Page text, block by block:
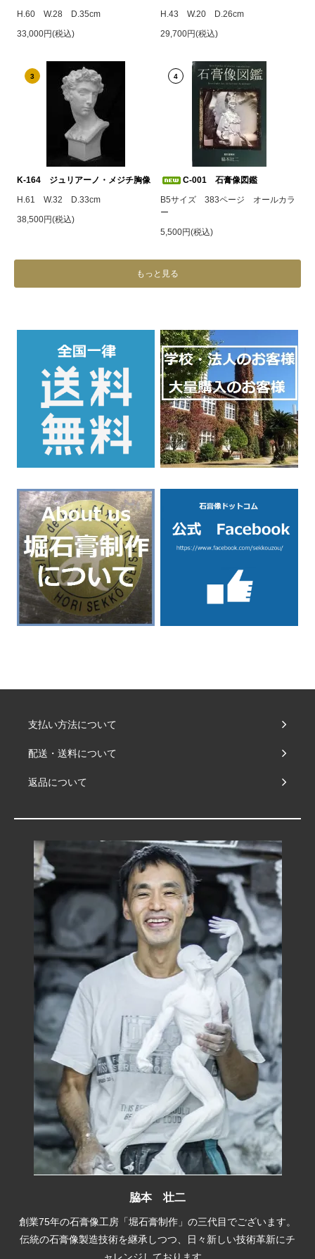
H.60 W.28 D.35cm
33,000円(税込)
H.43 W.20 D.26cm
29,700円(税込)
3
K-164 ジュリアーノ・メジチ胸像
H.61 W.32 D.33cm
38,500円(税込)
4
C-001 石膏像図鑑
B5サイズ 383ページ オールカラ
ー
5,500円(税込)
もっと見る
支払い方法について
配送・送料について
返品について
脇本 壮二
創業75年の石膏像工房「堀石膏制作」の三代目でございます。
伝統の石膏像製造技術を継承しつつ、日々新しい技術革新にチ